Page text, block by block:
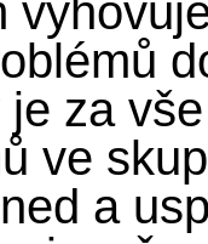
za
ve
a